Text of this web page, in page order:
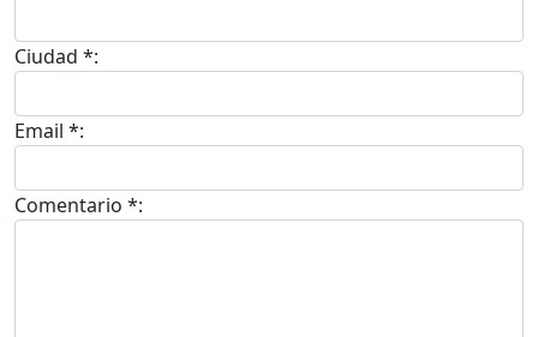
Ciudad *:
Email *:
Comentario *: